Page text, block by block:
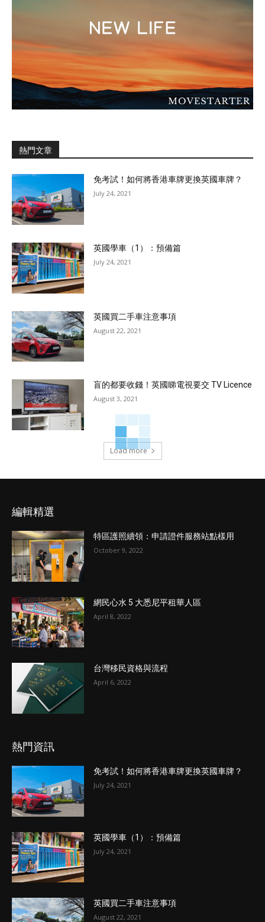
熱門文章
免考試！如何將香港車牌更換英國車牌？
July 24, 2021
英國學車（1）：預備篇
July 24, 2021
英國買二手車注意事項
August 22, 2021
盲的都要收錢！英國睇電視要交 TV Licence
August 3, 2021
Load more
編輯精選
特區護照續領：申請證件服務站點樣用
October 9, 2022
網民心水 5 大悉尼平租華人區
April 8, 2022
台灣移民資格與流程
April 6, 2022
熱門資訊
免考試！如何將香港車牌更換英國車牌？
July 24, 2021
英國學車（1）：預備篇
July 24, 2021
英國買二手車注意事項
August 22, 2021